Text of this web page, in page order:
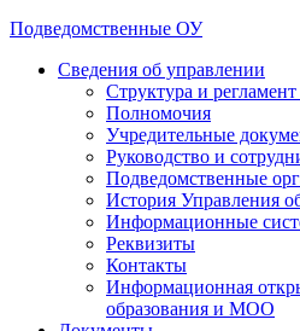
Подведомственные ОУ
Сведения об управлении
Структура и
Полномочия
Учредительные
Руководство и
Подведомственные
История Управления
Информационные
Реквизиты
Контакты
Информационная
образования и МОО